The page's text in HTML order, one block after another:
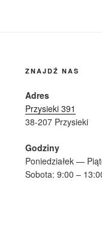
ZNAJDŹ NAS
Adres
Przysieki 391
38-207 Przysieki
Godziny
Poniedziałek —
Sobota: 9:00 –